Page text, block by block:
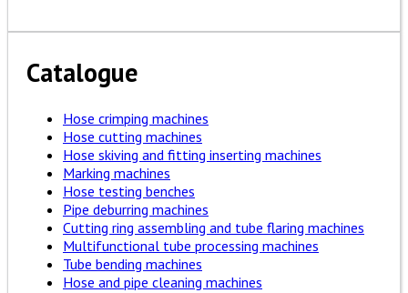
Catalogue
Hose crimping machines
Hose cutting machines
Hose skiving and fitting inserting machines
Marking machines
Hose testing benches
Pipe deburring machines
Cutting ring assembling and tube flaring machines
Multifunctional tube processing machines
Tube bending machines
Hose and pipe cleaning machines